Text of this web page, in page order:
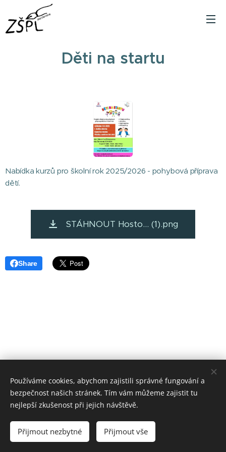
Děti na startu
Nabídka kurzů pro školní rok 2025/2026 - pohybová příprava
dětí.
STÁHNOUT Hosto... (1).png
Share
ZŠ P. Lisého Hostomice
Používáme cookies, abychom zajistili správné fungování a
bezpečnost našich stránek. Tím vám můžeme zajistit tu
nejlepší zkušenost při jejich návštěvě.
Přijmout nezbytné Přijmout vše